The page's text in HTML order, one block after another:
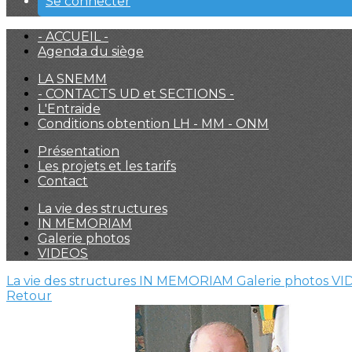
- ACCUEIL -
Agenda du siège
LA SNEMM
- CONTACTS UD et SECTIONS -
L'Entraide
Conditions obtention LH - MM - ONM
Présentation
Les projets et les tarifs
Contact
La vie des structures
IN MEMORIAM
Galerie photos
VIDEOS
La vie des structures IN MEMORIAM Galerie photos
Retour